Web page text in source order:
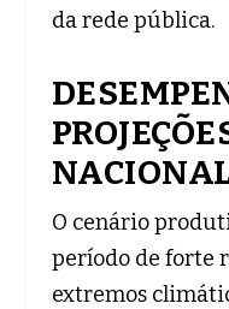
da rede pública.
O cenário
período de forte
extremos